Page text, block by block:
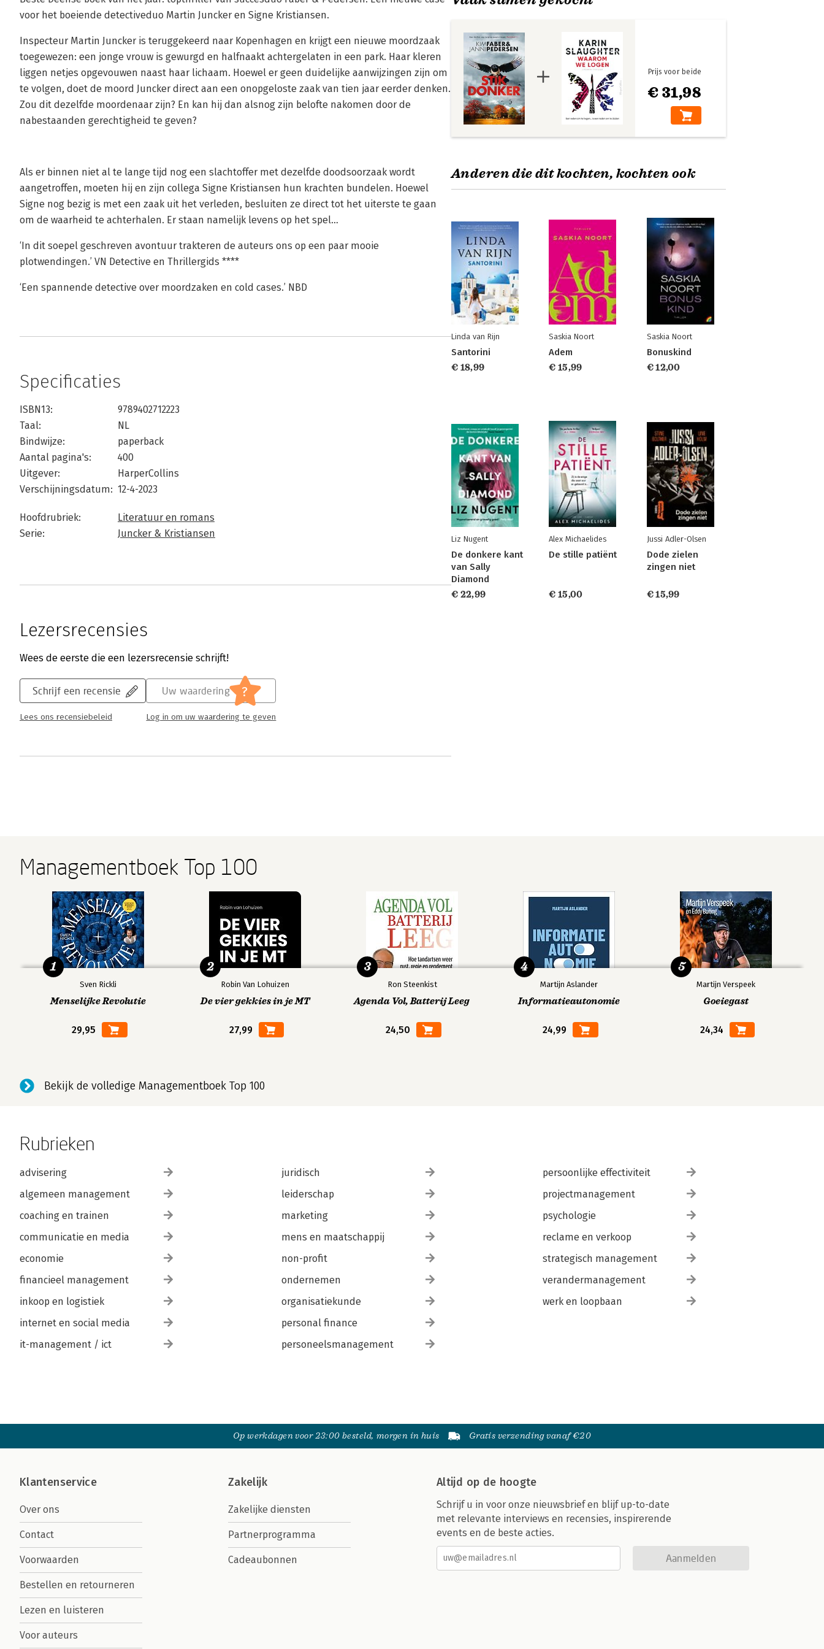
voor het boeiende detectiveduo Martin Juncker en Signe Kristiansen.
Inspecteur Martin Juncker is teruggekeerd naar Kopenhagen en krijgt een nieuwe moordzaak
toegewezen: een jonge vrouw is gewurgd en halfnaakt achtergelaten in een park. Haar kleren
liggen netjes opgevouwen naast haar lichaam. Hoewel er geen duidelijke aanwijzingen zijn om
te volgen, doet de moord Juncker direct aan een onopgeloste zaak van tien jaar eerder denken.
Zou dit dezelfde moordenaar zijn? En kan hij dan alsnog zijn belofte nakomen door de
nabestaanden gerechtigheid te geven?
Als er binnen niet al te lange tijd nog een slachtoffer met dezelfde doodsoorzaak wordt
aangetroffen, moeten hij en zijn collega Signe Kristiansen hun krachten bundelen. Hoewel
Signe nog bezig is met een zaak uit het verleden, besluiten ze direct tot het uiterste te gaan
om de waarheid te achterhalen. Er staan namelijk levens op het spel…
‘In dit soepel geschreven avontuur trakteren de auteurs ons op een paar mooie
plotwendingen.’ VN Detective en Thrillergids ****
‘Een spannende detective over moordzaken en cold cases.’ NBD
Specificaties
ISBN13:
9789402712223
Taal:
NL
Bindwijze:
paperback
Aantal pagina's:
400
Uitgever:
HarperCollins
Verschijningsdatum: 12-4-2023
Hoofdrubriek:
Literatuur en romans
Serie:
Juncker & Kristiansen
Lezersrecensies
Wees de eerste die een lezersrecensie schrijft!
Schrijf een recensie
Lees ons recensiebeleid
Uw waardering ?
Log in om uw waardering te geven
€ 31,98
Prijs voor beide
Anderen die dit kochten, kochten ook
Linda van Rijn
Santorini
€ 18,99
Saskia Noort
Adem
€ 15,99
Saskia Noort
Bonuskind
€ 12,00
Liz Nugent
De donkere kant
van Sally
Diamond
€ 22,99
Alex Michaelides
De stille patiënt
€ 15,00
Jussi Adler-Olsen
Dode zielen
zingen niet
€ 15,99
Managementboek Top 100
Sven Rickli
Menselijke Revolutie
29,95
1
Robin Van Lohuizen
De vier gekkies in je MT
27,99
2
Ron Steenkist
Agenda Vol, Batterij Leeg
24,50
3
Martijn Aslander
Informatieautonomie
24,99
4
Martijn Verspeek
Goeiegast
24,34
5
Bekijk de volledige Managementboek Top 100
Rubrieken
advisering
algemeen management
coaching en trainen
communicatie en media
economie
financieel management
inkoop en logistiek
internet en social media
it-management / ict
juridisch
leiderschap
marketing
mens en maatschappij
non-profit
ondernemen
organisatiekunde
personal finance
personeelsmanagement
persoonlijke effectiviteit
projectmanagement
psychologie
reclame en verkoop
strategisch management
verandermanagement
werk en loopbaan
Op werkdagen voor 23:00 besteld, morgen in huis Gratis verzending vanaf €20
Klantenservice
Over ons
Contact
Voorwaarden
Bestellen en retourneren
Lezen en luisteren
Voor auteurs
Zakelijk
Zakelijke diensten
Partnerprogramma
Cadeaubonnen
Altijd op de hoogte
Schrijf u in voor onze nieuwsbrief en blijf up-to-date
met relevante interviews en recensies, inspirerende
events en de beste acties.
Aanmelden